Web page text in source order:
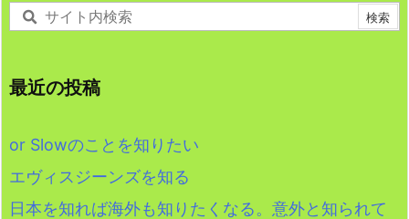
最近の投稿
or Slowのことを知りたい
エヴィスジーンズを知る
日本を知れば海外も知りたくなる。意外と知られて